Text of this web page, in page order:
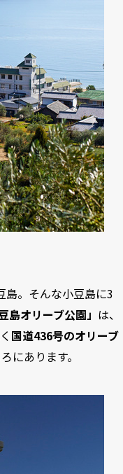
島。そんな小豆島に3
島オリーブ公園」 は、
国道436号のオリーブ
にあります。